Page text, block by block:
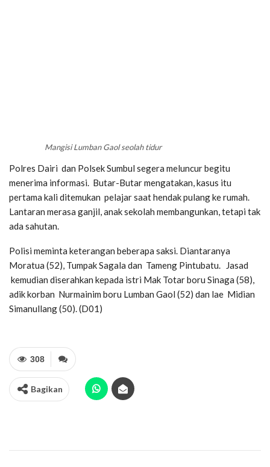
Mangisi Lumban Gaol seolah tidur
Polres Dairi dan Polsek Sumbul segera meluncur begitu
menerima informasi. Butar-Butar mengatakan, kasus itu
pertama kali ditemukan pelajar saat hendak pulang ke rumah.
Lantaran merasa ganjil, anak sekolah membangunkan, tetapi tak
ada sahutan.
Polisi meminta keterangan beberapa saksi. Diantaranya
Moratua (52), Tumpak Sagala dan Tameng Pintubatu. Jasad
kemudian diserahkan kepada istri Mak Totar boru Sinaga (58),
adik korban Nurmainim boru Lumban Gaol (52) dan lae Midian
Simanullang (50). (D01)
308
Bagikan